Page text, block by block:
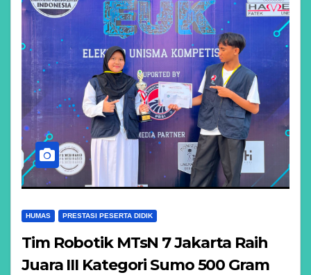
HUMAS PRESTASI PESERTA DIDIK
Tim Robotik MTsN 7 Jakarta Raih
Juara III Kategori Sumo 500 Gram